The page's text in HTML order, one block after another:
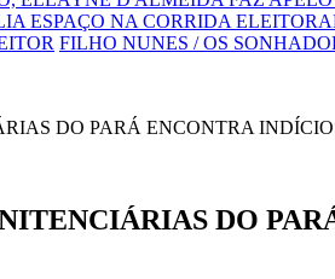
ESPAÇO NA CORRIDA
FILHO NUNES / OS
DO